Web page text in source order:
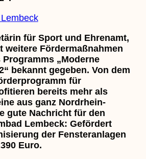
für Sport und Ehrenamt,
weitere Fördermaßnahmen
Programms „Moderne
bekannt gegeben. Von dem
für
bereits mehr als
aus ganz Nordrhein-
gute Nachricht für den
Lembeck: Gefördert
der Fensteranlagen
Euro.